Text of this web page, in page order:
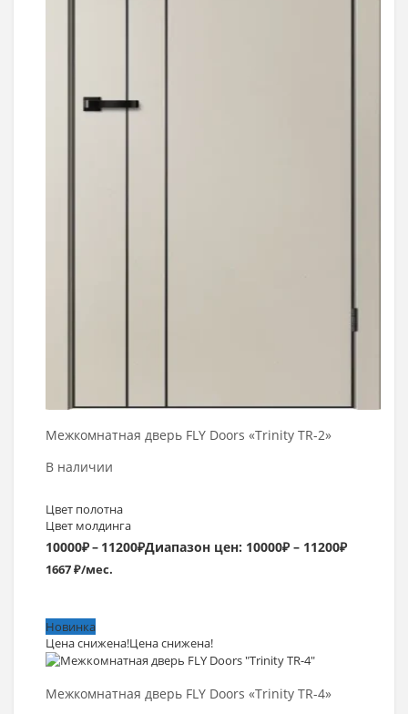
Межкомнатная дверь FLY Doors «Trinity TR-2»
В наличии
Цвет полотна
Цвет молдинга
10000₽– 11200₽Диапазон цен: 10000₽ – 11200₽
1667 ₽/мес.
Новинка
Цена снижена!Цена снижена!
Межкомнатная дверь FLY Doors «Trinity TR-4»
Выбрать >